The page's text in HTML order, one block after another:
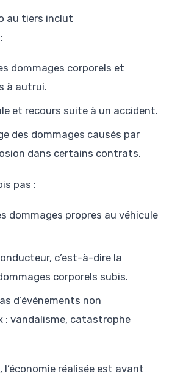
au tiers inclut
dommages corporels et
à autrui.
et recours suite à un accident.
des dommages causés par
dans certains contrats.
pas :
dommages propres au véhicule
c’est-à-dire la
corporels subis.
d’événements non
: vandalisme, catastrophe
réalisée est avant